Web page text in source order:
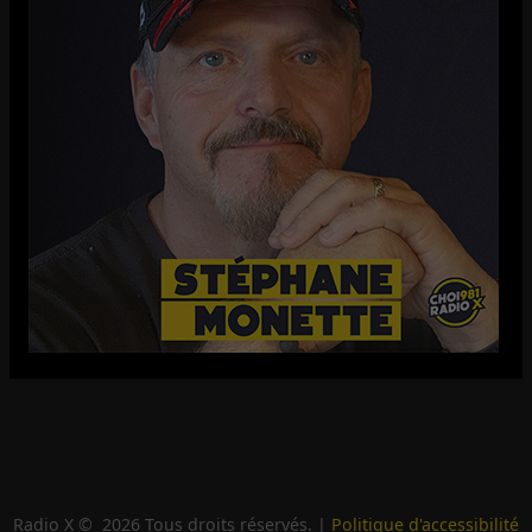
Radio X © 2026 Tous droits réservés. | Politique d'accessibilité